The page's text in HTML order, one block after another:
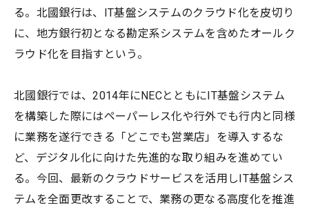
る。北國銀行は、IT基盤システムのクラウド化を皮切り
に、地方銀行初となる勘定系システムを含めたオールク
ラウド化を目指すという。
北國銀行では、2014年にNECとともにIT基盤システム
を構築した際にはペーパーレス化や行外でも行内と同様
に業務を遂行できる「どこでも営業店」を導入するな
ど、デジタル化に向けた先進的な取り組みを進めてい
る。今回、最新のクラウドサービスを活用しIT基盤シス
テムを全面更改することで、業務の更なる高度化を推進